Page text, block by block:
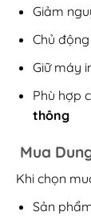
Giảm
Chủ
Giữ máy
Phù hợp
thông
Mua
Khi chọn
Sản